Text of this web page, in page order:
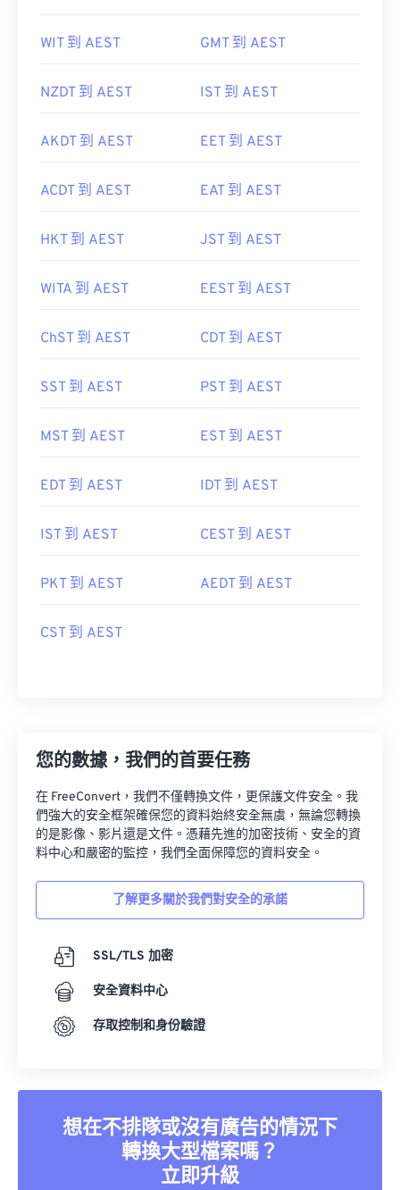
WIT 到 AEST GMT 到 AEST
NZDT 到 AEST IST 到 AEST
AKDT 到 AEST EET 到 AEST
ACDT 到 AEST EAT 到 AEST
HKT 到 AEST JST 到 AEST
WITA 到 AEST EEST 到 AEST
ChST 到 AEST CDT 到 AEST
SST 到 AEST PST 到 AEST
MST 到 AEST EST 到 AEST
EDT 到 AEST IDT 到 AEST
IST 到 AEST CEST 到 AEST
PKT 到 AEST AEDT 到 AEST
CST 到 AEST
您的數據，我們的首要任務
在 FreeConvert，我們不僅轉換文件，更保護文件安全。我
們強大的安全框架確保您的資料始終安全無虞，無論您轉換
的是影像、影片還是文件。憑藉先進的加密技術、安全的資
料中心和嚴密的監控，我們全面保障您的資料安全。
了解更多關於我們對安全的承諾
SSL/TLS 加密
安全資料中心
存取控制和身份驗證
想在不排隊或沒有廣告的情況下
轉換大型檔案嗎？
立即升級